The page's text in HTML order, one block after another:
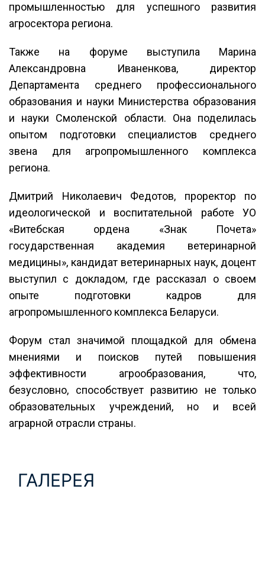
промышленностью для успешного развития
агросектора региона.
Также на форуме выступила Марина
Александровна Иваненкова, директор
Департамента среднего профессионального
образования и науки Министерства образования
и науки Смоленской области. Она поделилась
опытом подготовки специалистов среднего
звена для агропромышленного комплекса
региона.
Дмитрий Николаевич Федотов, проректор по
идеологической и воспитательной работе УО
«Витебская ордена «Знак Почета»
государственная академия ветеринарной
медицины», кандидат ветеринарных наук, доцент
выступил с докладом, где рассказал о своем
опыте подготовки кадров для
агропромышленного комплекса Беларуси.
Форум стал значимой площадкой для обмена
мнениями и поисков путей повышения
эффективности агрообразования, что,
безусловно, способствует развитию не только
образовательных учреждений, но и всей
аграрной отрасли страны.
ГАЛЕРЕЯ